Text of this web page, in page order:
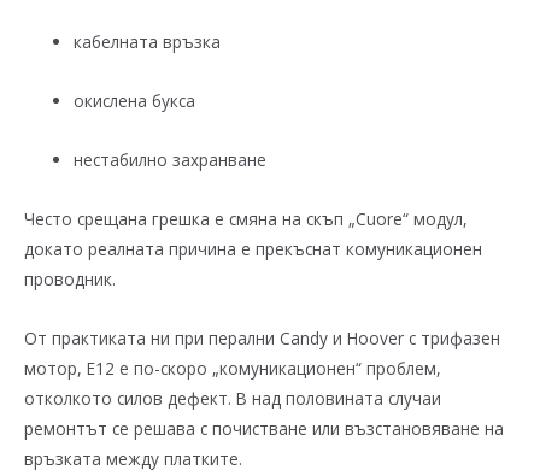
кабелната връзка
окислена букса
нестабилно захранване
Често срещана грешка е смяна на скъп „Cuore“ модул,
докато реалната причина е прекъснат комуникационен
проводник.
От практиката ни при перални Candy и Hoover с трифазен
мотор, E12 е по-скоро „комуникационен“ проблем,
отколкото силов дефект. В над половината случаи
ремонтът се решава с почистване или възстановяване на
връзката между платките.